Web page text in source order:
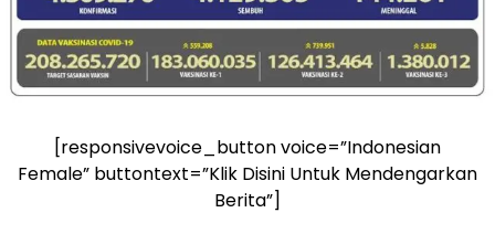
[responsivevoice_button voice=”Indonesian
Female” buttontext=”Klik Disini Untuk Mendengarkan
Berita”]